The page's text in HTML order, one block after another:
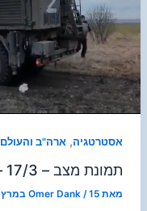
אסטרטגיה, ארה"ב והעולם
תמונת מצב – 17/3 – אין מוצא
מאת Omer Dank/15 במרץ 2022